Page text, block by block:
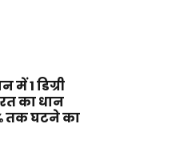
में 1 डिग्री
का धान
तक घटने का